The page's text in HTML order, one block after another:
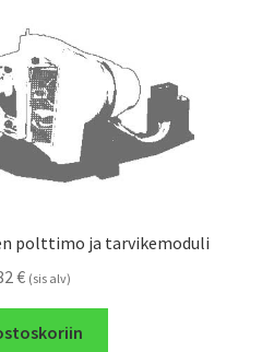
polttimo ja tarvikemoduli
€ (sis alv)